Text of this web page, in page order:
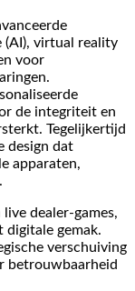
(AI), virtual reality
voor
de integriteit en
Tegelijkertijd
design dat
apparaten,
dealer-games,
gemak.
verschuiving
betrouwbaarheid